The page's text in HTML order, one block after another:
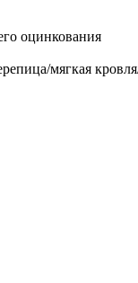
оцинкования
мягкая